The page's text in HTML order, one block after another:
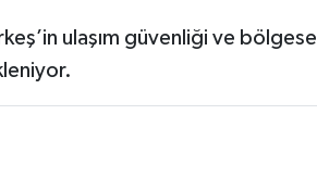
ulaşım güvenliği ve bölgesel